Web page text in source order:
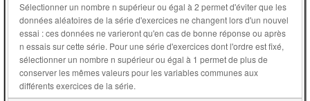
Sélectionner un nombre n supérieur ou égal à 2 permet d'éviter que les
données aléatoires de la série d'exercices ne changent lors d'un nouvel
essai : ces données ne varieront qu'en cas de bonne réponse ou après
n essais sur cette série. Pour une série d'exercices dont l'ordre est fixé,
sélectionner un nombre n supérieur ou égal à 1 permet de plus de
conserver les mêmes valeurs pour les variables communes aux
différents exercices de la série.